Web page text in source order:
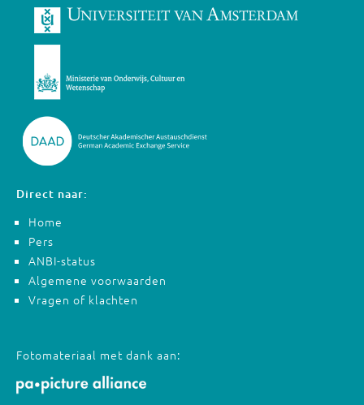
Direct naar:
Home
Pers
ANBI-status
Algemene voorwaarden
Vragen of klachten
Fotomateriaal met dank aan: